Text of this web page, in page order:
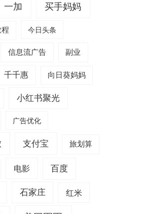
一加 买手妈妈
今日头条
信息流广告 副业
千千惠 向日葵妈妈
小红书聚光
广告优化
支付宝 旅划算
电影 百度
石家庄 红米